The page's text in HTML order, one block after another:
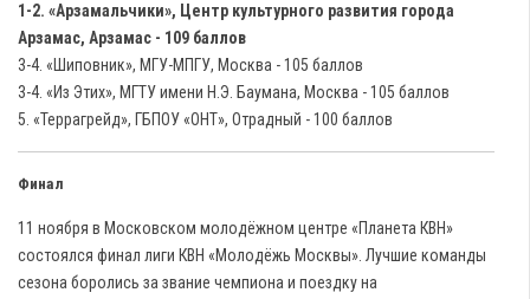
1-2. «Арзамальчики», Центр культурного развития города
Арзамас, Арзамас - 109 баллов
3-4. «Шиповник», МГУ-МПГУ, Москва - 105 баллов
3-4. «Из Этих», МГТУ имени Н.Э. Баумана, Москва - 105 баллов
5. «Террагрейд», ГБПОУ «ОНТ», Отрадный - 100 баллов
Финал
11 ноября в Московском молодёжном центре «Планета КВН»
состоялся финал лиги КВН «Молодёжь Москвы». Лучшие команды
сезона боролись за звание чемпиона и поездку на